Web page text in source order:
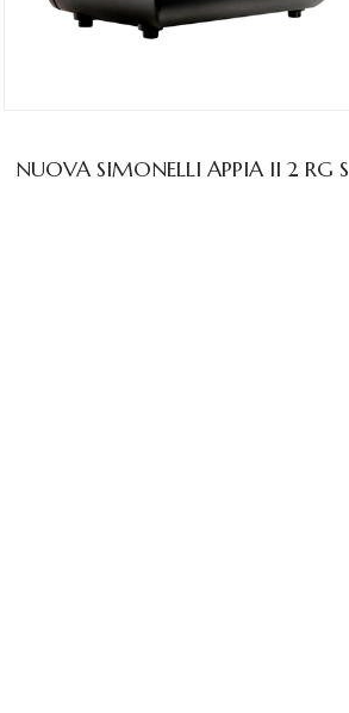
NUOVA SIMONELLI APPIA II 2 RG S